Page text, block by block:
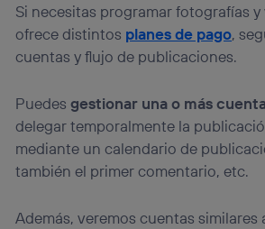
Si necesitas programar fotografías
ofrece distintos planes de pago,
cuentas y flujo de publicaciones.
Puedesgestionar una o más
delegar temporalmente la
mediante un calendario de
también el primer comentario, etc.
Además, veremos cuentas similares